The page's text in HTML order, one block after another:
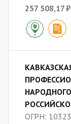
257 508,17 ₽
ОГРН: